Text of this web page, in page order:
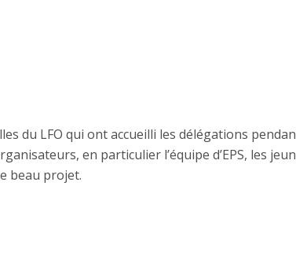
du LFO qui ont accueilli les délégations
en particulier l’équipe d’EPS, les
beau projet.